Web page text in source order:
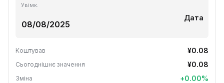
Увімк.
Дата
Коштував ¥0.08
Сьогоднішнє значення ¥0.08
Зміна +0.00%